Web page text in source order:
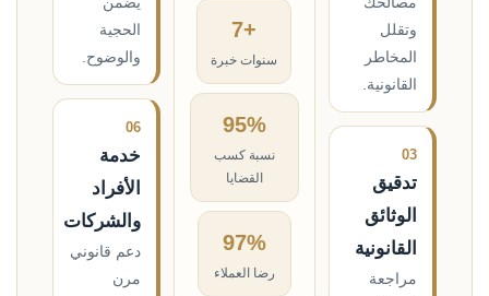
وتقلل
المخاطر
القانونية.
03
تدقيق
الوثائق
القانونية
مراجعة
+7
سنوات خبرة
95%
نسبة كسب
القضايا
97%
رضا العملاء
الحجية
والوضوح.
06
خدمة
الأفراد
والشركات
دعم قانوني
مرن